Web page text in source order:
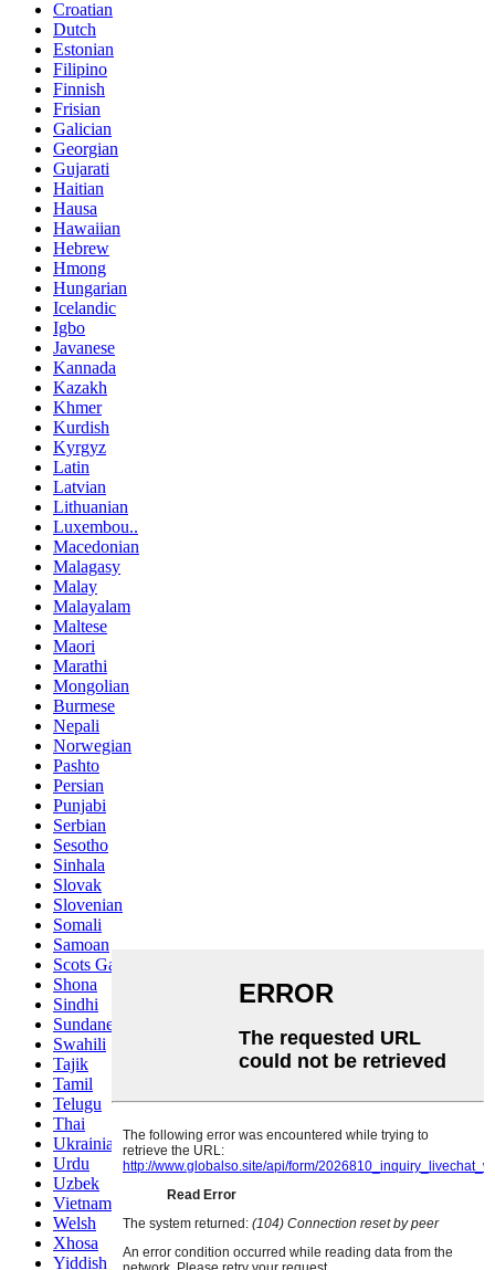
Croatian
Dutch
Estonian
Filipino
Finnish
Frisian
Galician
Georgian
Gujarati
Haitian
Hausa
Hawaiian
Hebrew
Hmong
Hungarian
Icelandic
Igbo
Javanese
Kannada
Kazakh
Khmer
Kurdish
Kyrgyz
Latin
Latvian
Lithuanian
Luxembou..
Macedonian
Malagasy
Malay
Malayalam
Maltese
Maori
Marathi
Mongolian
Burmese
Nepali
Norwegian
Pashto
Persian
Punjabi
Serbian
Sesotho
Sinhala
Slovak
Slovenian
Somali
Samoan
Scots Gaelic
Shona
Sindhi
Sundanese
Swahili
Tajik
Tamil
Telugu
Thai
Ukrainian
Urdu
Uzbek
Vietnamese
Welsh
Xhosa
Yiddish